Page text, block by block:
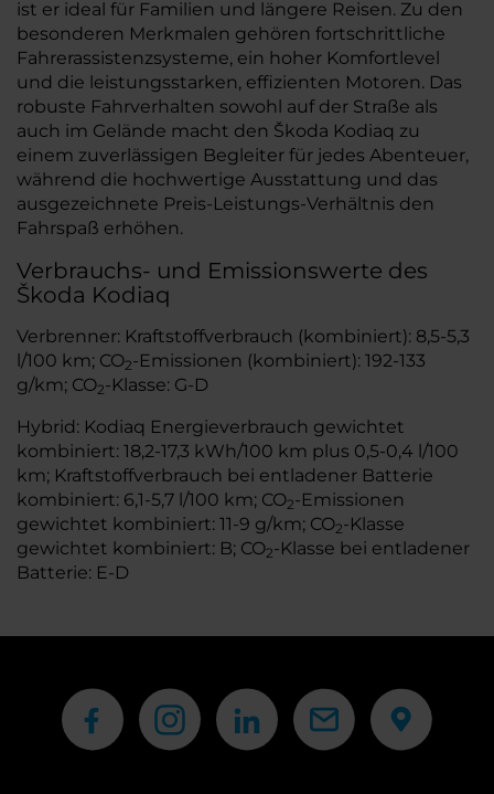
ist er ideal für Familien und längere Reisen. Zu den
besonderen Merkmalen gehören fortschrittliche
Fahrerassistenzsysteme, ein hoher Komfortlevel
und die leistungsstarken, effizienten Motoren. Das
robuste Fahrverhalten sowohl auf der Straße als
auch im Gelände macht den Škoda Kodiaq zu
einem zuverlässigen Begleiter für jedes Abenteuer,
während die hochwertige Ausstattung und das
ausgezeichnete Preis-Leistungs-Verhältnis den
Fahrspaß erhöhen.
Verbrauchs- und Emissionswerte des
Škoda Kodiaq
Verbrenner: Kraftstoffverbrauch (kombiniert): 8,5-5,3
l/100 km; CO2-Emissionen (kombiniert): 192-133
g/km; CO2-Klasse: G-D
Hybrid: Kodiaq Energieverbrauch gewichtet
kombiniert: 18,2-17,3 kWh/100 km plus 0,5-0,4 l/100
km; Kraftstoffverbrauch bei entladener Batterie
kombiniert: 6,1-5,7 l/100 km; CO2-Emissionen
gewichtet kombiniert: 11-9 g/km; CO2-Klasse
gewichtet kombiniert: B; CO2-Klasse bei entladener
Batterie: E-D